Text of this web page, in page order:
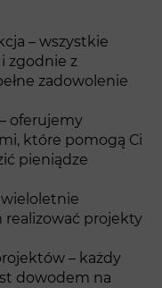
– wszystkie
zgodnie z
zadowolenie
oferujemy
które pomogą Ci
pieniądze
wieloletnie
realizować projekty
– każdy
dowodem na